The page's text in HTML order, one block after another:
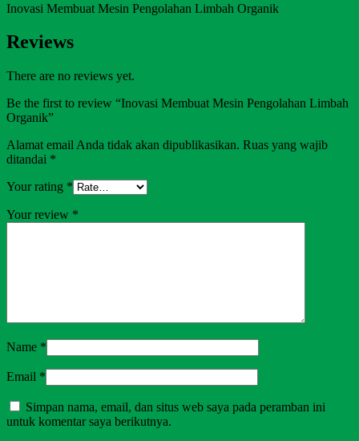
Inovasi Membuat Mesin Pengolahan Limbah Organik
Reviews
There are no reviews yet.
Be the first to review “Inovasi Membuat Mesin Pengolahan Limbah
Organik”
Alamat email Anda tidak akan dipublikasikan. Ruas yang wajib
ditandai *
Your rating *
Your review *
Name *
Email *
Simpan nama, email, dan situs web saya pada peramban ini
untuk komentar saya berikutnya.